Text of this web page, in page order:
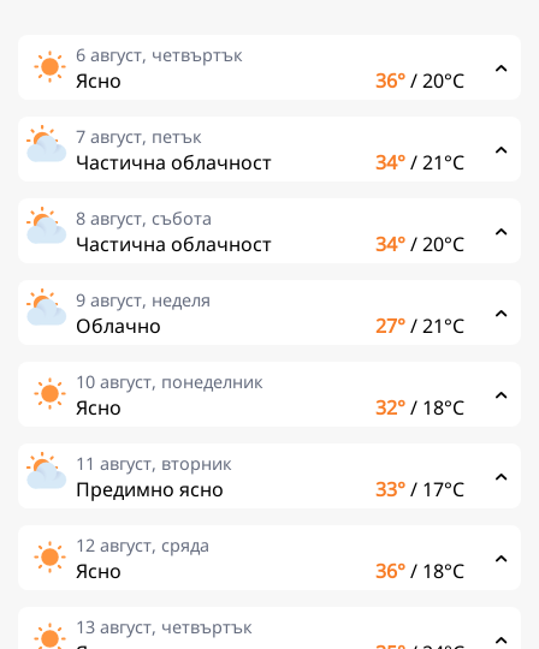
6 август, четвъртък
Ясно 36°/20°C
7 август, петък
Частична облачност 34°/21°C
8 август, събота
Частична облачност 34°/20°C
9 август, неделя
Облачно 27°/21°C
10 август, понеделник
Ясно 32°/ 18°C
11 август, вторник
Предимно ясно 33°/ 17°C
12 август, сряда
Ясно 36°/ 18°C
13 август, четвъртък